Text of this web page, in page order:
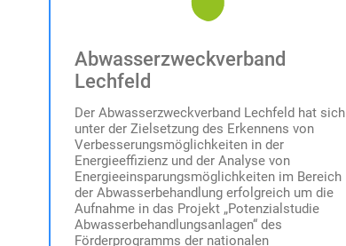
Unser Verband selbst beschäftigt das
zum Betrieb der
auf ein familiäres und faires Miteinander.
Abwasserzweckverband
Lechfeld
Der Abwasserzweckverband Lechfeld hat sich
unter der Zielsetzung des Erkennens von
Verbesserungsmöglichkeiten in der
Energieeffizienz und der Analyse von
Energieeinsparungsmöglichkeiten im Bereich
der Abwasserbehandlung erfolgreich um die
Aufnahme in das Projekt „Potenzialstudie
Abwasserbehandlungsanlagen“ des
Förderprogramms der nationalen